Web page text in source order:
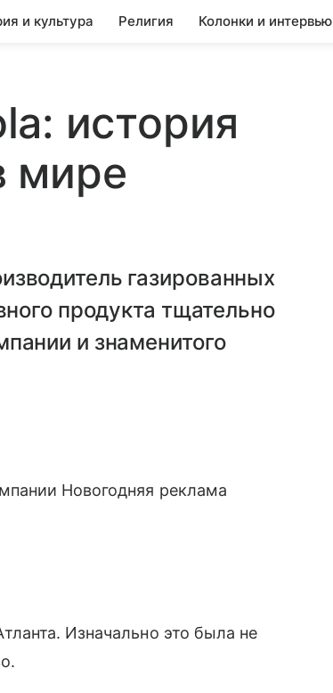
и культура Религия Колонки и интервью
история
мире
газированных
продукта тщательно
и знаменитого
Новогодняя реклама
Изначально это была не